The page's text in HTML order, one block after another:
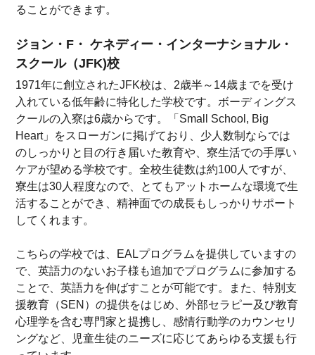
ることができます。
ジョン・F・ ケネディー・インターナショナル・
スクール（JFK)校
1971年に創立されたJFK校は、2歳半～14歳までを受け
入れている低年齢に特化した学校です。ボーディングス
クールの入寮は6歳からです。「Small School, Big
Heart」をスローガンに掲げており、少人数制ならでは
のしっかりと目の行き届いた教育や、寮生活での手厚い
ケアが望める学校です。全校生徒数は約100人ですが、
寮生は30人程度なので、とてもアットホームな環境で生
活することができ、精神面での成長もしっかりサポート
してくれます。
こちらの学校では、EALプログラムを提供していますの
で、英語力のないお子様も追加でプログラムに参加する
ことで、英語力を伸ばすことが可能です。また、特別支
援教育（SEN）の提供をはじめ、外部セラピー及び教育
心理学を含む専門家と提携し、感情行動学のカウンセリ
ングなど、児童生徒のニーズに応じてあらゆる支援も行